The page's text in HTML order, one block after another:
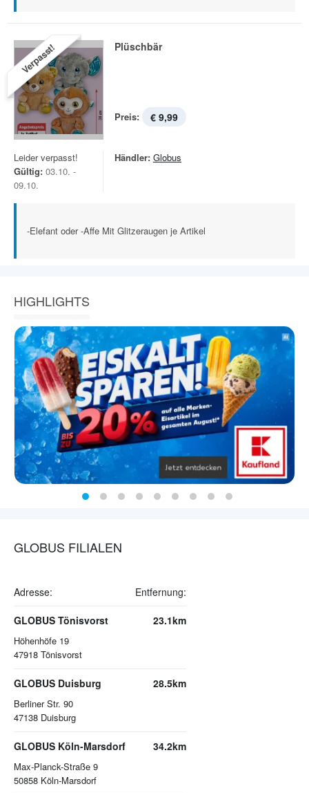
Verpasst! Plüschbär
Preis: € 9,99
Leider verpasst!
Gültig: 03.10. -
09.10.
Händler: Globus
-Elefant oder -Affe Mit Glitzeraugen je Artikel
HIGHLIGHTS
GLOBUS FILIALEN
Adresse: Entfernung:
GLOBUS Tönisvorst
Höhenhöfe 19
47918 Tönisvorst
23.1km
GLOBUS Duisburg
Berliner Str. 90
47138 Duisburg
28.5km
GLOBUS Köln-Marsdorf
Max-Planck-Straße 9
50858 Köln-Marsdorf
34.2km